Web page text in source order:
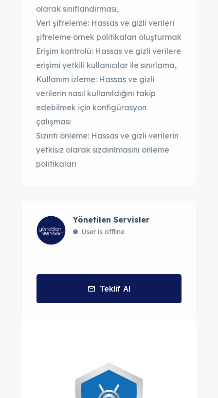
olarak sınıflandırması,
Veri şifreleme: Hassas ve gizli verileri
şifreleme örnek politikaları oluşturmak
Erişim kontrolü: Hassas ve gizli verilere
erişimi yetkili kullanıcılar ile sınırlama,
Kullanım izleme: Hassas ve gizli
verilerin nasıl kullanıldığını takip
edebilmek için konfigürasyon
çalışması
Sızıntı önleme: Hassas ve gizli verilerin
yetkisiz olarak sızdırılmasını önleme
politikaları
Yönetilen Servisler
User is offline
Teklif Al